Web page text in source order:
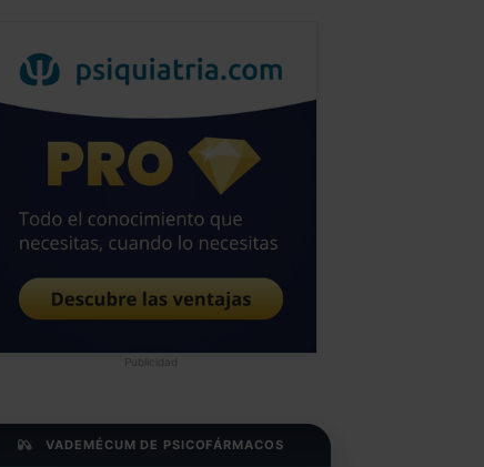
Publicidad
VADEMÉCUM DE PSICOFÁRMACOS